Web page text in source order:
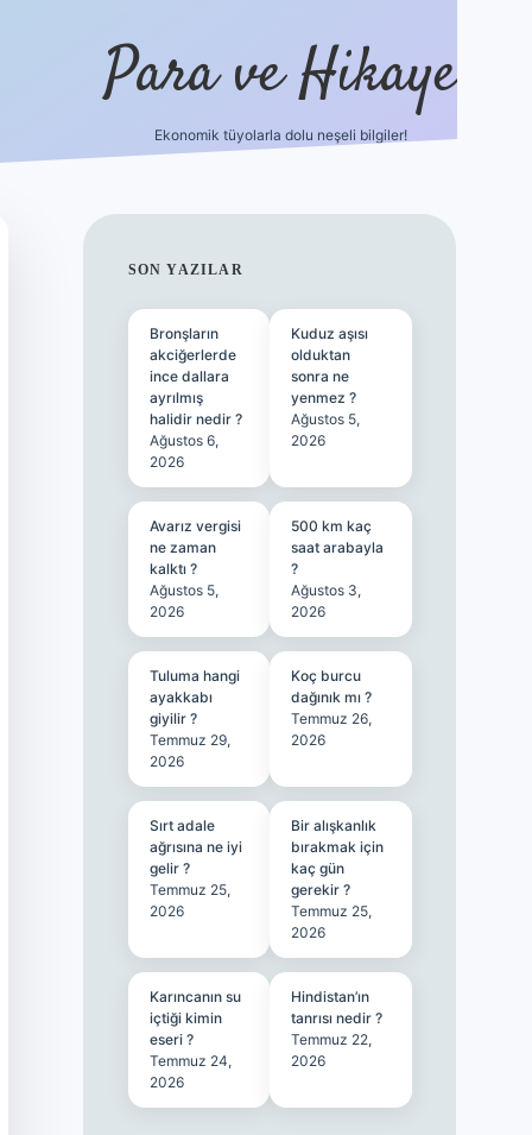
Para ve Hikaye
Ekonomik tüyolarla dolu neşeli bilgiler!
SIDEBAR
SON YAZILAR
Bronşların
akciğerlerde
ince dallara
ayrılmış
halidir nedir ?
Ağustos 6,
2026
Kuduz aşısı
olduktan
sonra ne
yenmez ?
Ağustos 5,
2026
Avarız vergisi
ne zaman
kalktı ?
Ağustos 5,
2026
500 km kaç
saat arabayla
?
Ağustos 3,
2026
Tuluma hangi
ayakkabı
giyilir ?
Temmuz 29,
2026
Koç burcu
dağınık mı ?
Temmuz 26,
2026
Sırt adale
ağrısına ne iyi
gelir ?
Temmuz 25,
2026
Bir alışkanlık
bırakmak için
kaç gün
gerekir ?
Temmuz 25,
2026
Karıncanın su
içtiği kimin
eseri ?
Temmuz 24,
2026
Hindistan’ın
tanrısı nedir ?
Temmuz 22,
2026
hiltonbet